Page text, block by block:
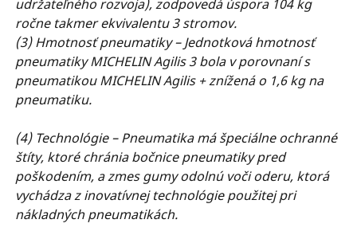
udržateľného rozvoja), zodpovedá úspora 104 kg
ročne takmer ekvivalentu 3 stromov.
(3) Hmotnosť pneumatiky – Jednotková hmotnosť
pneumatiky MICHELIN Agilis 3 bola v porovnaní s
pneumatikou MICHELIN Agilis + znížená o 1,6 kg na
pneumatiku.
(4) Technológie – Pneumatika má špeciálne ochranné
štíty, ktoré chránia bočnice pneumatiky pred
poškodením, a zmes gumy odolnú voči oderu, ktorá
vychádza z inovatívnej technológie použitej pri
nákladných pneumatikách.